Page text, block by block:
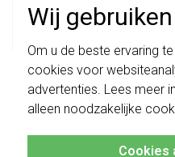
Wij
Om u de beste ervaring
cookies voor
advertenties. Lees meer
alleen noodzakelijke
Cookies
187,95
Gira
randaarde voor
55 wit glans (079803)
Dubbel
schakelwippen zijn
niette combineren met de
van vóór augustus 2024.
Klik hiervoor meer